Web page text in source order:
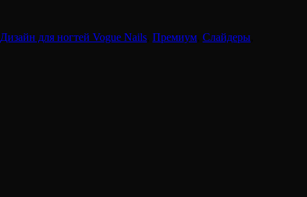
Дизайн для ногтей Vogue Nails Премиум Слайдеры